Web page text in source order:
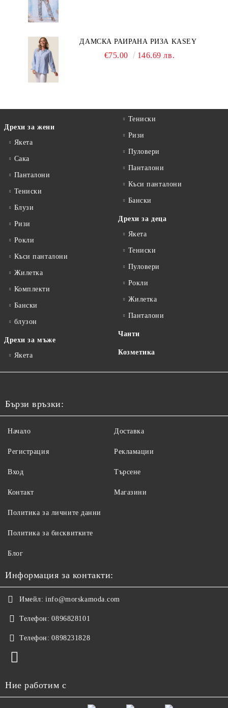
ДАМСКА РАИРАНА РИЗА KASEY
€75.00 146.69 лв.
Дрехи за жени
Якета
Сакa
Панталони
Тениски
Блузи
Ризи
Рокли
Къси панталони
Жилетка
Комплекти
Бански
блузон
Дрехи за мъже
Якета
Тениски
Ризи
Пуловери
Панталони
Къси панталони
Бански
Дрехи за деца
Якета
Тениски
Пуловери
Рокли
Жилетка
Панталони
Чанти
Козметика
Бързи връзки:
Начало
Регистрация
Вход
Контакт
Доставка
Рекламации
Търсене
Магазини
Политика за личните данни
Политика за бисквитките
Блог
Информация за контакти:
Имейл: info@morskamoda.com
Телефон: 0896828101
Телефон: 0898231828
Ние работим с